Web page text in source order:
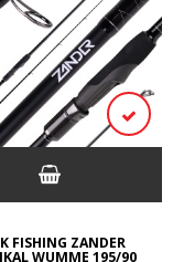
FISHING ZANDER
WUMME 195/90